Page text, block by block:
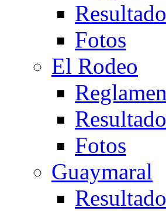
Fotos
El Rodeo
Fotos
Guaymaral